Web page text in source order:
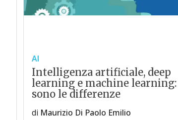
AI
Intelligenza artificiale, deep
learning e machine
sono le differenze
di Maurizio Di Paolo Emilio